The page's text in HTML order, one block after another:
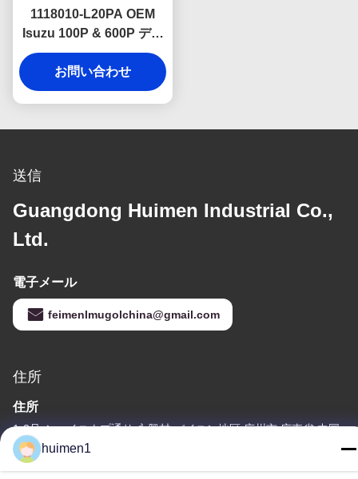
1118010-L20PA OEM
Isuzu 100P & 600P ディ
ーゼルエンジンの高性能
ターボチャージャー 中国
V 仕様ユニット
お問い合わせ
送信
Guangdong Huimen Industrial Co.,
Ltd.
電子メール
feimenlmugolchina@gmail.com
住所
住所
1-3号 シュイニウプ通り 永興村 バイユン地区 広州市 広東省 中国
Tel
huimen1